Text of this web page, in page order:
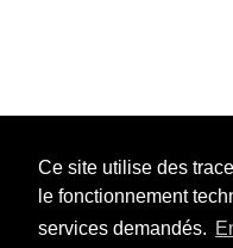
Ce site utilise des
le fonctionnement
services demandés.